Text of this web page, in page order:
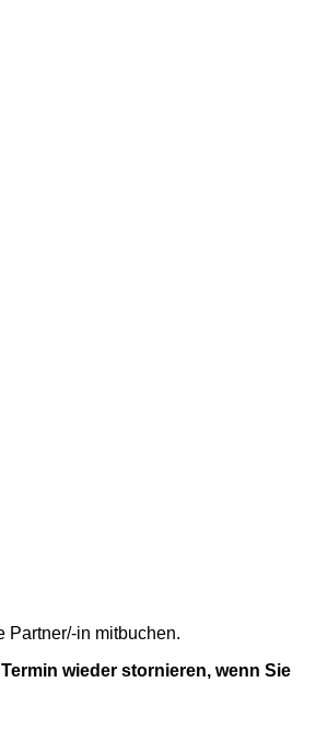
Partner/-in mitbuchen.
wieder stornieren, wenn Sie